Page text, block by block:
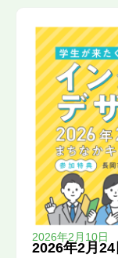
2026年2月10日
2026年2月